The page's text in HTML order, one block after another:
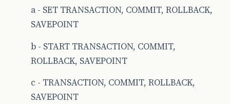
a - SET TRANSACTION, COMMIT, ROLLBACK,
SAVEPOINT
b - START TRANSACTION, COMMIT,
ROLLBACK, SAVEPOINT
c - TRANSACTION, COMMIT, ROLLBACK,
SAVEPOINT